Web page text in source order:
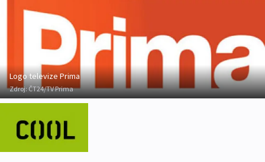
Logo televize Prima
Zdroj:ČT24/TV Prima